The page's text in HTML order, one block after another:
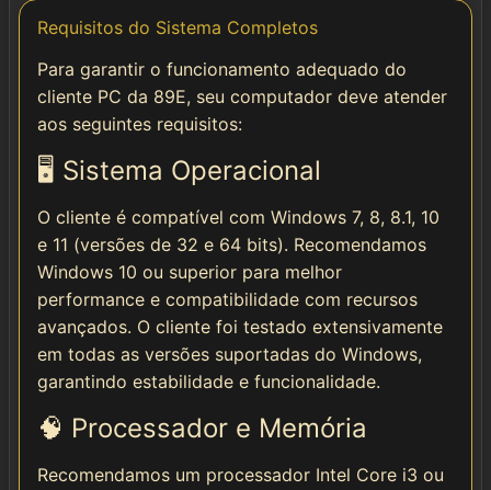
Requisitos do Sistema Completos
Para garantir o funcionamento adequado do
cliente PC da 89E, seu computador deve atender
aos seguintes requisitos:
🖥️ Sistema Operacional
O cliente é compatível com Windows 7, 8, 8.1, 10
e 11 (versões de 32 e 64 bits). Recomendamos
Windows 10 ou superior para melhor
performance e compatibilidade com recursos
avançados. O cliente foi testado extensivamente
em todas as versões suportadas do Windows,
garantindo estabilidade e funcionalidade.
🧠 Processador e Memória
Recomendamos um processador Intel Core i3 ou